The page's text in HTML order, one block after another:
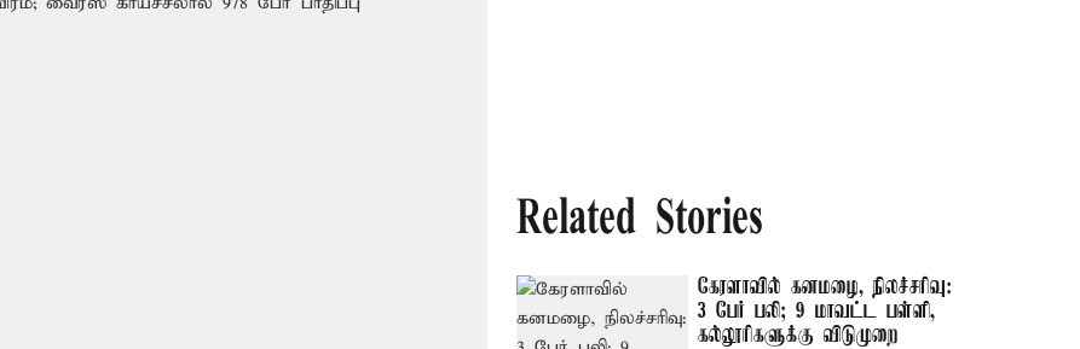
Related Stories
கேரளாவில் கனமழை, நிலச்சரிவு:
3 பேர் பலி; 9 மாவட்ட பள்ளி,
கல்லூரிகளுக்கு விடுமுறை